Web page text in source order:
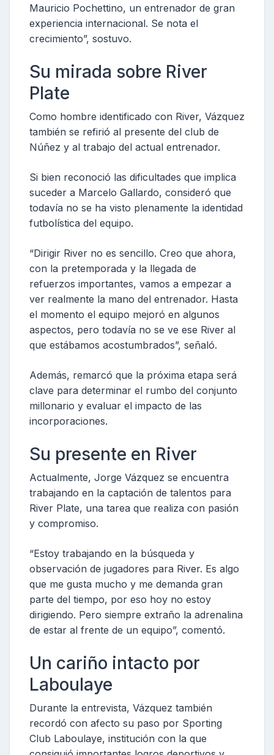
Mauricio Pochettino, un entrenador de gran
experiencia internacional. Se nota el
crecimiento”, sostuvo.
Su mirada sobre River
Plate
Como hombre identificado con River, Vázquez
también se refirió al presente del club de
Núñez y al trabajo del actual entrenador.
Si bien reconoció las dificultades que implica
suceder a Marcelo Gallardo, consideró que
todavía no se ha visto plenamente la identidad
futbolística del equipo.
“Dirigir River no es sencillo. Creo que ahora,
con la pretemporada y la llegada de
refuerzos importantes, vamos a empezar a
ver realmente la mano del entrenador. Hasta
el momento el equipo mejoró en algunos
aspectos, pero todavía no se ve ese River al
que estábamos acostumbrados”, señaló.
Además, remarcó que la próxima etapa será
clave para determinar el rumbo del conjunto
millonario y evaluar el impacto de las
incorporaciones.
Su presente en River
Actualmente, Jorge Vázquez se encuentra
trabajando en la captación de talentos para
River Plate, una tarea que realiza con pasión
y compromiso.
“Estoy trabajando en la búsqueda y
observación de jugadores para River. Es algo
que me gusta mucho y me demanda gran
parte del tiempo, por eso hoy no estoy
dirigiendo. Pero siempre extraño la adrenalina
de estar al frente de un equipo”, comentó.
Un cariño intacto por
Laboulaye
Durante la entrevista, Vázquez también
recordó con afecto su paso por Sporting
Club Laboulaye, institución con la que